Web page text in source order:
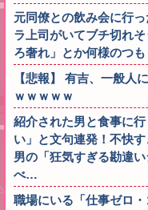
元同僚との飲み会に行
ラ上司がいてブチ切れ
ろ奢れ」とか何様のつも
【悲報】 有吉、一般人
ｗｗｗｗｗ
紹介された男と食事に
い」と文句連発！不快
男の「狂気すぎる勘違
べ…
職場にいる「仕事ゼロ